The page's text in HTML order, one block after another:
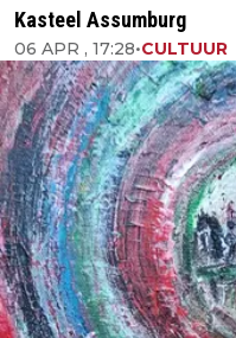
Kasteel Assumburg
06 APR , 17:28•CULTUUR